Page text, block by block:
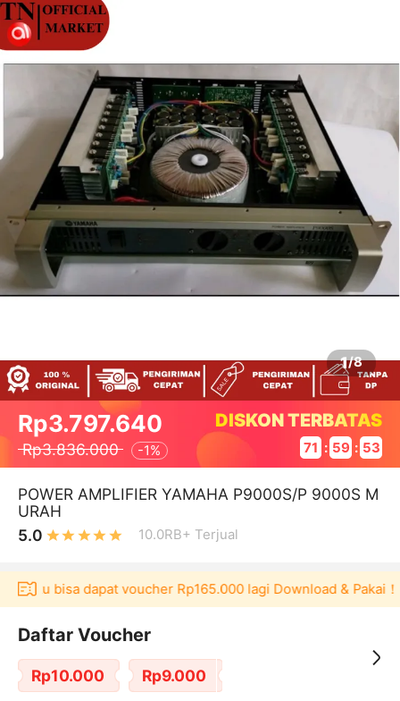
1/8
Rp3.797.640
Rp3.836.000 -1%
DISKON TERBATAS
71 : 59 : 53
POWER AMPLIFIER YAMAHA P9000S/P 9000S M
URAH
5.0
10.0RB+ Terjual
bisa dapat voucher Rp165.000 lagi Download & Pakai！
Daftar Voucher
Rp10.000 Rp9.000